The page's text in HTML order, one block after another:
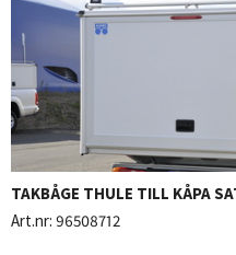
TAKBÅGE THULE TILL KÅPA
Art.nr: 96508712